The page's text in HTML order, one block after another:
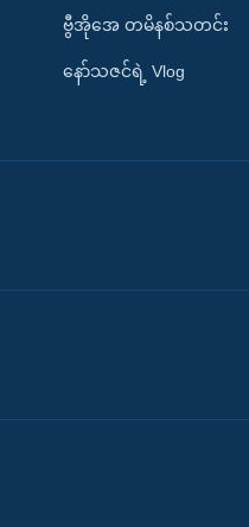
ဗွီအိုအေ တမိနစ်သတင်း
နော်သဇင်ရဲ့ Vlog